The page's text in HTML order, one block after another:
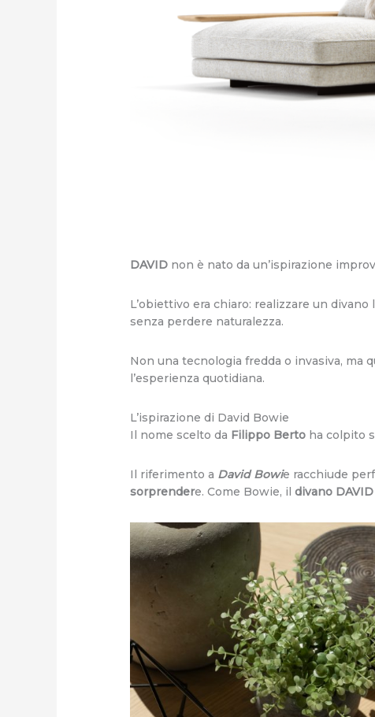
DAVID non è nato da un’ispirazione
L’obiettivo era chiaro: realizzare un
senza perdere naturalezza.
Non una tecnologia fredda o invasiva, ma
l’esperienza quotidiana.
L’ispirazione di David Bowie
Il nome scelto da Filippo Berto ha colpito
Il riferimento a David Bowie racchiude
sorprendere. Come Bowie, ildivano DAVID